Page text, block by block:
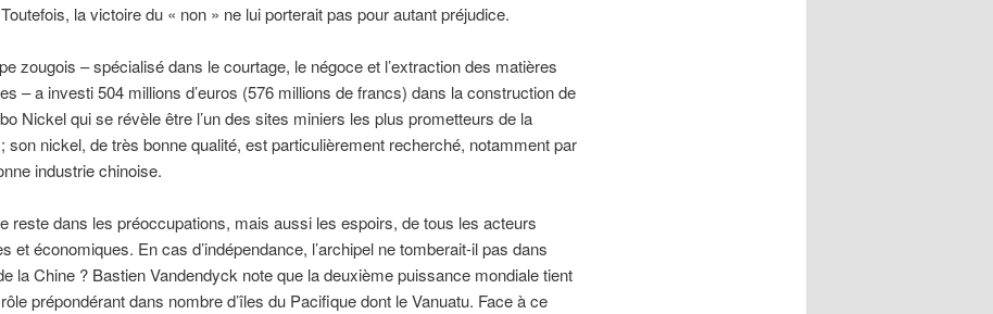
la victoire du « non » ne lui porterait pas pour autant préjudice.
zougois – spécialisé dans le courtage, le négoce et l’extraction des matières
– a investi 504 millions d’euros (576 millions de francs) dans la construction de
Nickel qui se révèle être l’un des sites miniers les plus prometteurs de la
son nickel, de très bonne qualité, est particulièrement recherché, notamment par
industrie chinoise.
reste dans les préoccupations, mais aussi les espoirs, de tous les acteurs
et économiques. En cas d’indépendance, l’archipel ne tomberait-il pas dans
la Chine ? Bastien Vandendyck note que la deuxième puissance mondiale tient
prépondérant dans nombre d’îles du Pacifique dont le Vanuatu. Face à ce